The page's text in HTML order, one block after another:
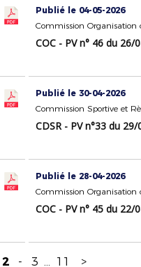
Publié le 04-05-2026
COC - PV n° 46 du 26/
Publié le 30-04-2026
Commission Sportive et
CDSR - PV n°33 du
Publié le 28-04-2026
COC - PV n° 45 du 22/
2 - 3 ... 11 >